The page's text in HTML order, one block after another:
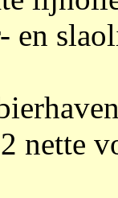
en
nette